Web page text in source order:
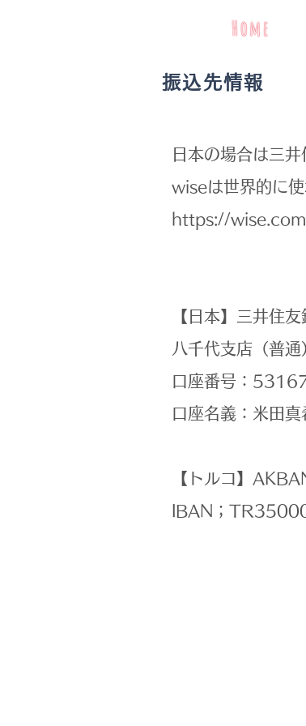
Home
振込先情報
日本の場合は三
wiseは世界的に使
https://
【日本】​三井住友
八千代支店（普
口座番号：
口座名義：米田真
【トルコ】
IBAN；